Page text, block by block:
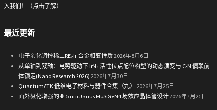
入我们！（点击了解）
最近更新
电子杂化调控稀土RE₂In合金相变性质2026年8月6日
从单轴到双轴：电势驱动下 IrN₄ 活性位点配位构型的动态演变与 C-N 偶联前
体锁定(Nano Research 2026) 2026年7月30日
QuantumATK 低维电子材料与器件合集（九）
2026年7月25日
面外极化增强的亚 5 nm Janus MoSiGeN4 场效应晶体管设计2026年7月25日